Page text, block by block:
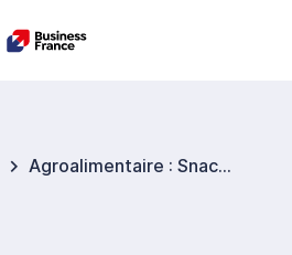
Agroalimentaire : Snacking, un marché en pleine mutation, un atout pour le made in France